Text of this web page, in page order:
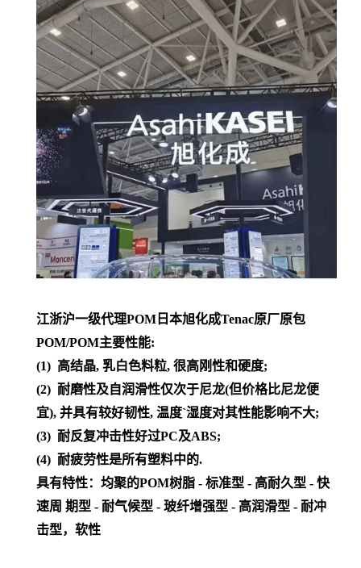
江浙沪一级代理POM日本旭化成Tenac原厂原包
POM/POM主要性能:
(1) 高结晶, 乳白色料粒, 很高刚性和硬度;
(2) 耐磨性及自润滑性仅次于尼龙(但价格比尼龙便
宜), 并具有较好韧性, 温度`湿度对其性能影响不大;
(3) 耐反复冲击性好过PC及ABS;
(4) 耐疲劳性是所有塑料中的.
具有特性：均聚的POM树脂 - 标准型 - 高耐久型 - 快
速周 期型 - 耐气候型 - 玻纤增强型 - 高润滑型 - 耐冲
击型，软性